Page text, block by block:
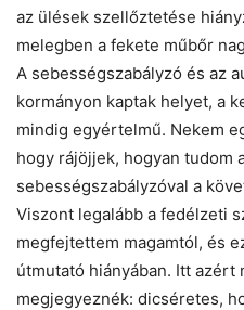
az ülések szellőztetése
melegben a fekete műbőr
A sebességszabályzó és az
kormányon kaptak helyet, a
mindig egyértelmű. Nekem
hogy rájöjjek, hogyan tudom
sebességszabályzóval a
Viszont legalább a fedélzeti
megfejtettem magamtól, és
útmutató hiányában. Itt
megjegyeznék: dicséretes,